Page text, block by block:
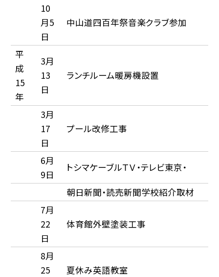
10
月5
日
中山道四百年祭音楽クラブ参加
平
成
15
年
3月
13
日
ランチルーム暖房機設置
3月
17
日
プール改修工事
6月
9日
トシマケーブルＴＶ・テレビ東京・
朝日新聞・読売新聞学校紹介取材
7月
22
日
体育館外壁塗装工事
8月
25
夏休み英語教室